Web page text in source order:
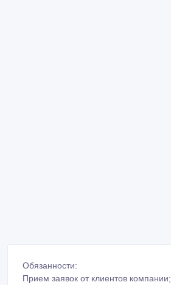
Обязанности:
Прием заявок от клиентов компании;